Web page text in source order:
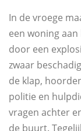
In de vroege
een woning
door een
zwaar
de klap,
politie en
vragen achter
de buurt.